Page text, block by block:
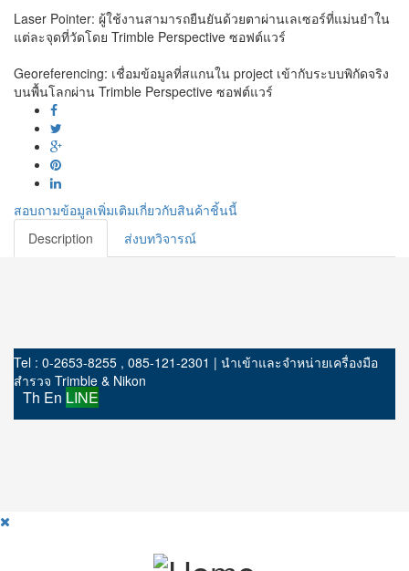
Laser Pointer: ผู้ใช้งานสามารถยืนยันด้วยตาผ่านเลเซอร์ที่แม่นยำใน
แต่ละจุดที่วัดโดย Trimble Perspective ซอฟต์แวร์
Georeferencing: เชื่อมข้อมูลที่สแกนใน project เข้ากับระบบพิกัดจริง
บนพื้นโลกผ่าน Trimble Perspective ซอฟต์แวร์
สอบถามข้อมูลเพิ่มเติมเกี่ยวกับสินค้าชิ้นนี้
Description
ส่งบทวิจารณ์
Tel : 0-2653-8255 , 085-121-2301 | นำเข้าและจำหน่ายเครื่องมือ
สำรวจ Trimble & Nikon
Th En LINE